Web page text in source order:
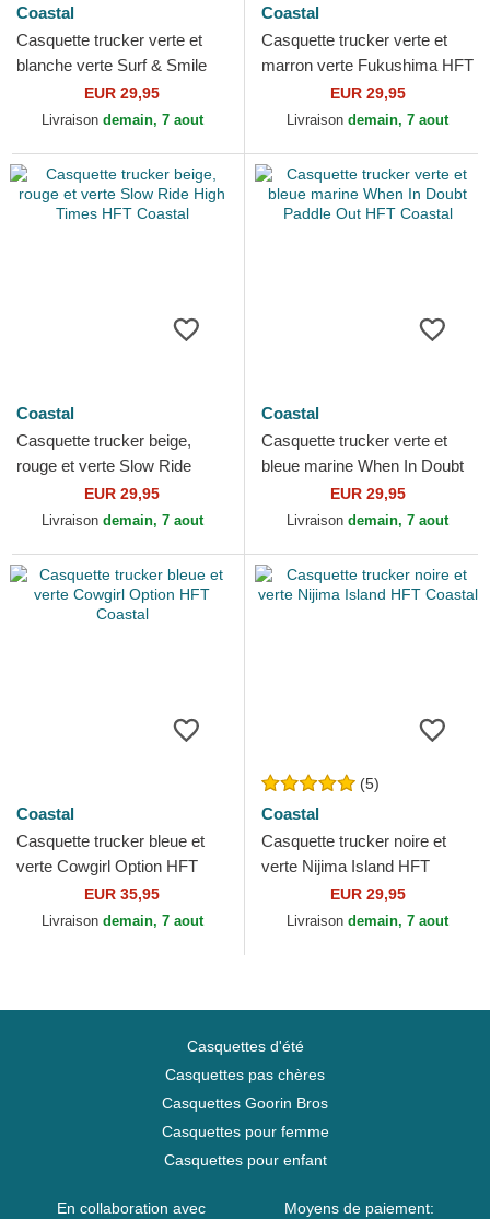
Coastal
Casquette trucker verte et
blanche verte Surf & Smile
HFT CoastalEUR 29,95
Livraison demain, 7 aout
Coastal
Casquette trucker verte et
marron verte Fukushima HFT
EUR 29,95
Livraison demain, 7 aout
Coastal
Casquette trucker beige,
rouge et verte Slow Ride
High Times HFT Coastal
EUR 29,95
Livraison demain, 7 aout
Coastal
Casquette trucker verte et
bleue marine When In Doubt
Paddle Out HFT Coastal
EUR 29,95
Livraison demain, 7 aout
Coastal
Casquette trucker bleue et
verte Cowgirl Option HFT
EUR 35,95
Livraison demain, 7 aout
(5)
Coastal
Casquette trucker noire et
verte Nijima Island HFT
EUR 29,95
Livraison demain, 7 aout
Casquettes d'été
Casquettes pas chères
Casquettes Goorin Bros
Casquettes pour femme
Casquettes pour enfant
En collaboration avec
Moyens de paiement: